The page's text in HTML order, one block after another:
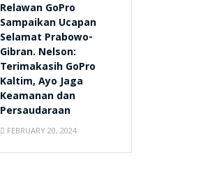
Relawan GoPro
Sampaikan Ucapan
Selamat Prabowo-
Gibran. Nelson:
Terimakasih GoPro
Kaltim, Ayo Jaga
Keamanan dan
Persaudaraan
FEBRUARY 20, 2024